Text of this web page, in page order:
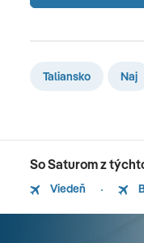
Taliansko Naj
So Saturom z
Viedeň